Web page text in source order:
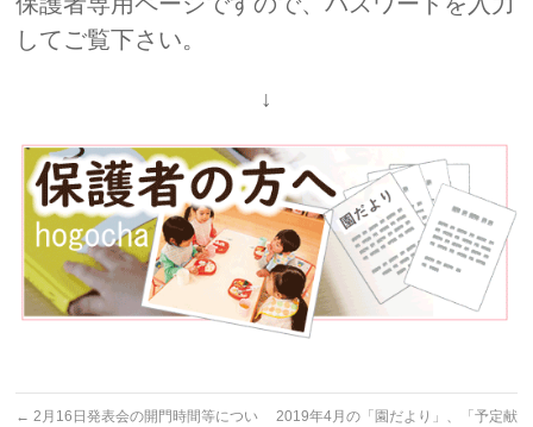
してご覧下さい。
↓
← 2月16日発表会の開門時間等につい
2019年4月の「園だより」、「予定献